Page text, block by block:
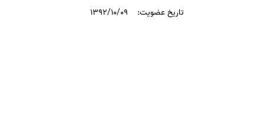
تاریخ عضویت: ۱۳۹۲/۱۰/۰۹